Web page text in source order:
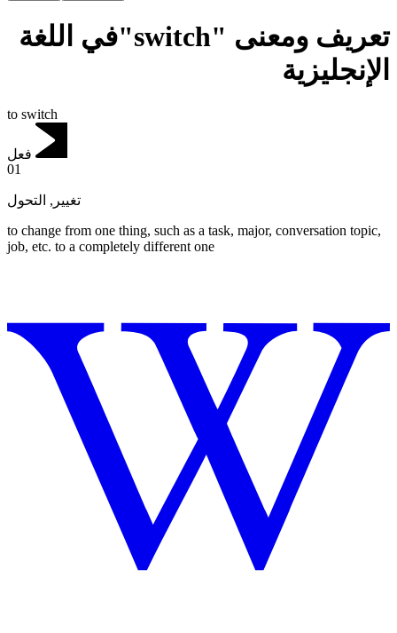
تعريف ومعنى "switch"في اللغة
الإنجليزية
to switch
فعل
01
تغيير , التحول
to change from one thing, such as a task, major, conversation topic,
job, etc. to a completely different one